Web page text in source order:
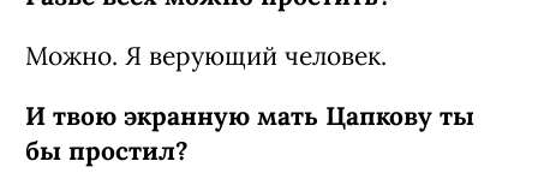
Можно. Я верующий человек.
И твою экранную мать Цапкову ты
бы простил?